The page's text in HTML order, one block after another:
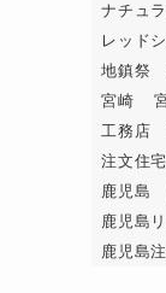
ナチュ
レッド
地鎮祭
宮崎
工務店
注文住宅
鹿児島
鹿児島
鹿児島